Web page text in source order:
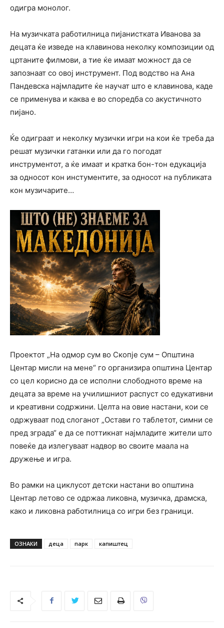
одигра монолог.
На музичката работилница пијанистката Иванова за
децата ќе изведе на клавинова неколку композиции од
цртаните филмови, а тие ќе имаат можност да се
запознаат со овој инструмент. Под водство на Ана
Пандевска најмладите ќе научат што е клавинова, каде
се применува и каква е во споредба со акустичното
пијано.
Ќе одиграат и неколку музички игри на кои ќе треба да
решат музички гатанки или да го погодат
инструментот, а ќе имаат и кратка бон-тон едукација
за односот кон инстументите, за односот на публиката
кон музичарите…
Проектот „На одмор сум во Скопје сум – Општина
Центар мисли на мене“ го организира општина Центар
со цел корисно да се исполни слободното време на
децата за време на училишниот распуст со едукативни
и креативни содржини. Целта на овие настани, кои се
одржуваат под слоганот „Остави го таблетот, симни се
пред зграда“ е да се поттикнат најмладите жители што
повеќе да излегуваат надвор во своите маала на
дружење и игра.
Во рамки на циклусот детски настани во општина
Центар летово се одржаа ликовна, музичка, драмска,
како и ликовна работилница со игри без граници.
ОЗНАКИ деца парк капиштец